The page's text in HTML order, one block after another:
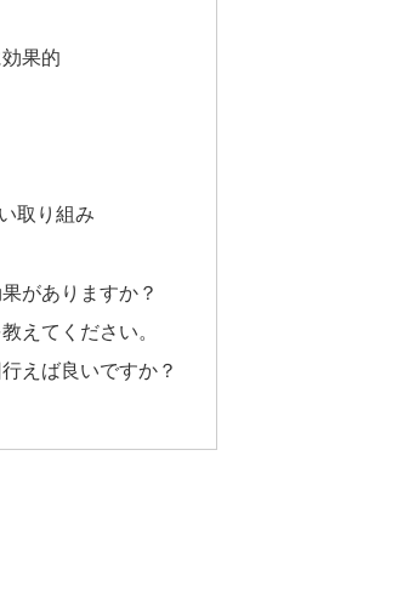
果的
取り組み
がありますか？
えてください。
えば良いですか？